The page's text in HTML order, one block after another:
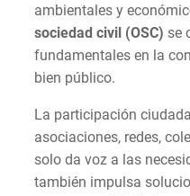
ambientales y
sociedad civil (OSC) se
fundamentales en la
bien público.
La participación
asociaciones, redes,
solo da voz a las
también impulsa